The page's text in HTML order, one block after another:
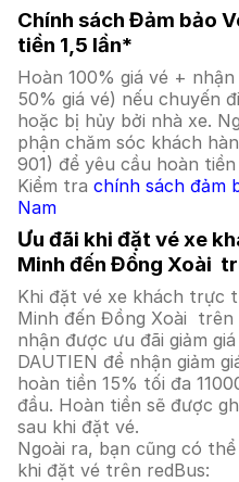
Chính sách Đảm bảo
tiền 1,5 lần*
Hoàn 100% giá vé +
50% giá vé) nếu chuyến
hoặc bị hủy bởi nhà xe.
phận chăm sóc khách
901) để yêu cầu hoàn
Kiểm tra chính sách đảm
Nam
Ưu đãi khi đặt vé xe
Minh đến Đồng Xoài
Khi đặt vé xe khách trực
Minh đến Đồng Xoài trên
nhận được ưu đãi giảm
DAUTIEN để nhận giảm
hoàn tiền 15% tối đa
đầu. Hoàn tiền sẽ được
sau khi đặt vé.
Ngoài ra, bạn cũng có
khi đặt vé trên redBus: